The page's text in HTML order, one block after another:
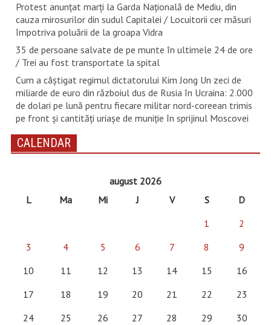
Protest anunțat marți la Garda Națională de Mediu, din
cauza mirosurilor din sudul Capitalei / Locuitorii cer măsuri
împotriva poluării de la groapa Vidra
35 de persoane salvate de pe munte în ultimele 24 de ore
/ Trei au fost transportate la spital
Cum a câștigat regimul dictatorului Kim Jong Un zeci de
miliarde de euro din războiul dus de Rusia în Ucraina: 2.000
de dolari pe lună pentru fiecare militar nord-coreean trimis
pe front și cantități uriașe de muniție în sprijinul Moscovei
CALENDAR
august 2026
L
Ma Mi J V S
D
1
2
3
4 5 6 7 8
9
10
11 12 13 14 15
16
17
18 19 20 21 22
23
24
25 26 27 28 29
30